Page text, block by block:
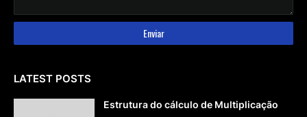
LATEST POSTS
Estrutura do cálculo de Multiplicação